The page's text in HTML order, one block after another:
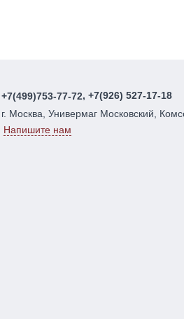
+7(499)753-77-72, +7(926) 527-17-18
г. Москва, Универмаг Московский,
Напишите нам